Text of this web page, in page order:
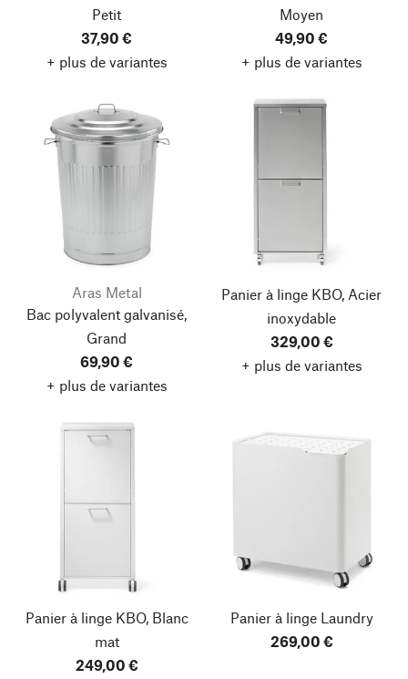
Petit
37,90 €
+ plus de variantes
Moyen
49,90 €
+ plus de variantes
Aras Metal
Bac polyvalent galvanisé,
Grand
69,90 €
+ plus de variantes
Panier à linge KBO, Acier
inoxydable
329,00 €
+ plus de variantes
Panier à linge KBO, Blanc
mat
249,00 €
Panier à linge Laundry
269,00 €